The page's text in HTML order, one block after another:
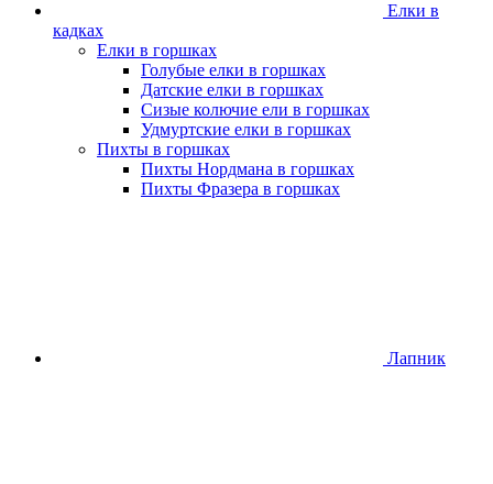
Елки в
кадках
Елки в горшках
Голубые елки в горшках
Датские елки в горшках
Сизые колючие ели в горшках
Удмуртские елки в горшках
Пихты в горшках
Пихты Нордмана в горшках
Пихты Фразера в горшках
Лапник